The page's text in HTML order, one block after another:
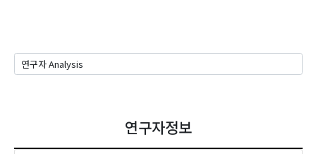
연구자정보